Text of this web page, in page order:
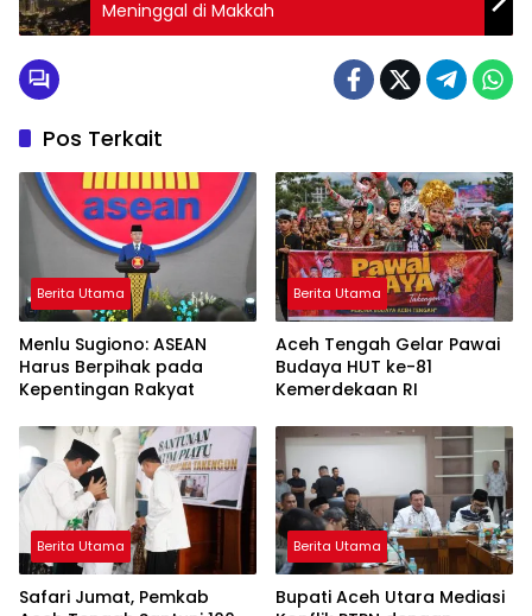
Meninggal di Makkah
Pos Terkait
Berita Utama
Menlu Sugiono: ASEAN
Harus Berpihak pada
Kepentingan Rakyat
Berita Utama
Aceh Tengah Gelar Pawai
Budaya HUT ke-81
Kemerdekaan RI
Berita Utama
Safari Jumat, Pemkab
Berita Utama
Bupati Aceh Utara Mediasi